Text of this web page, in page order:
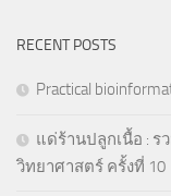
RECENT POSTS
Practical
แด่ร้านปลูกเนื้อ : ร
วิทยาศาสตร์ ครั้งที่ 10